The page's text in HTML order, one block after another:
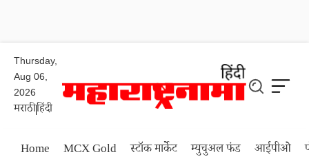
Thursday,
Aug 06,
2026
मराठीहिंदी
Home MCX Gold स्टॉक मार्केट म्युचुअल फंड आईपीओ